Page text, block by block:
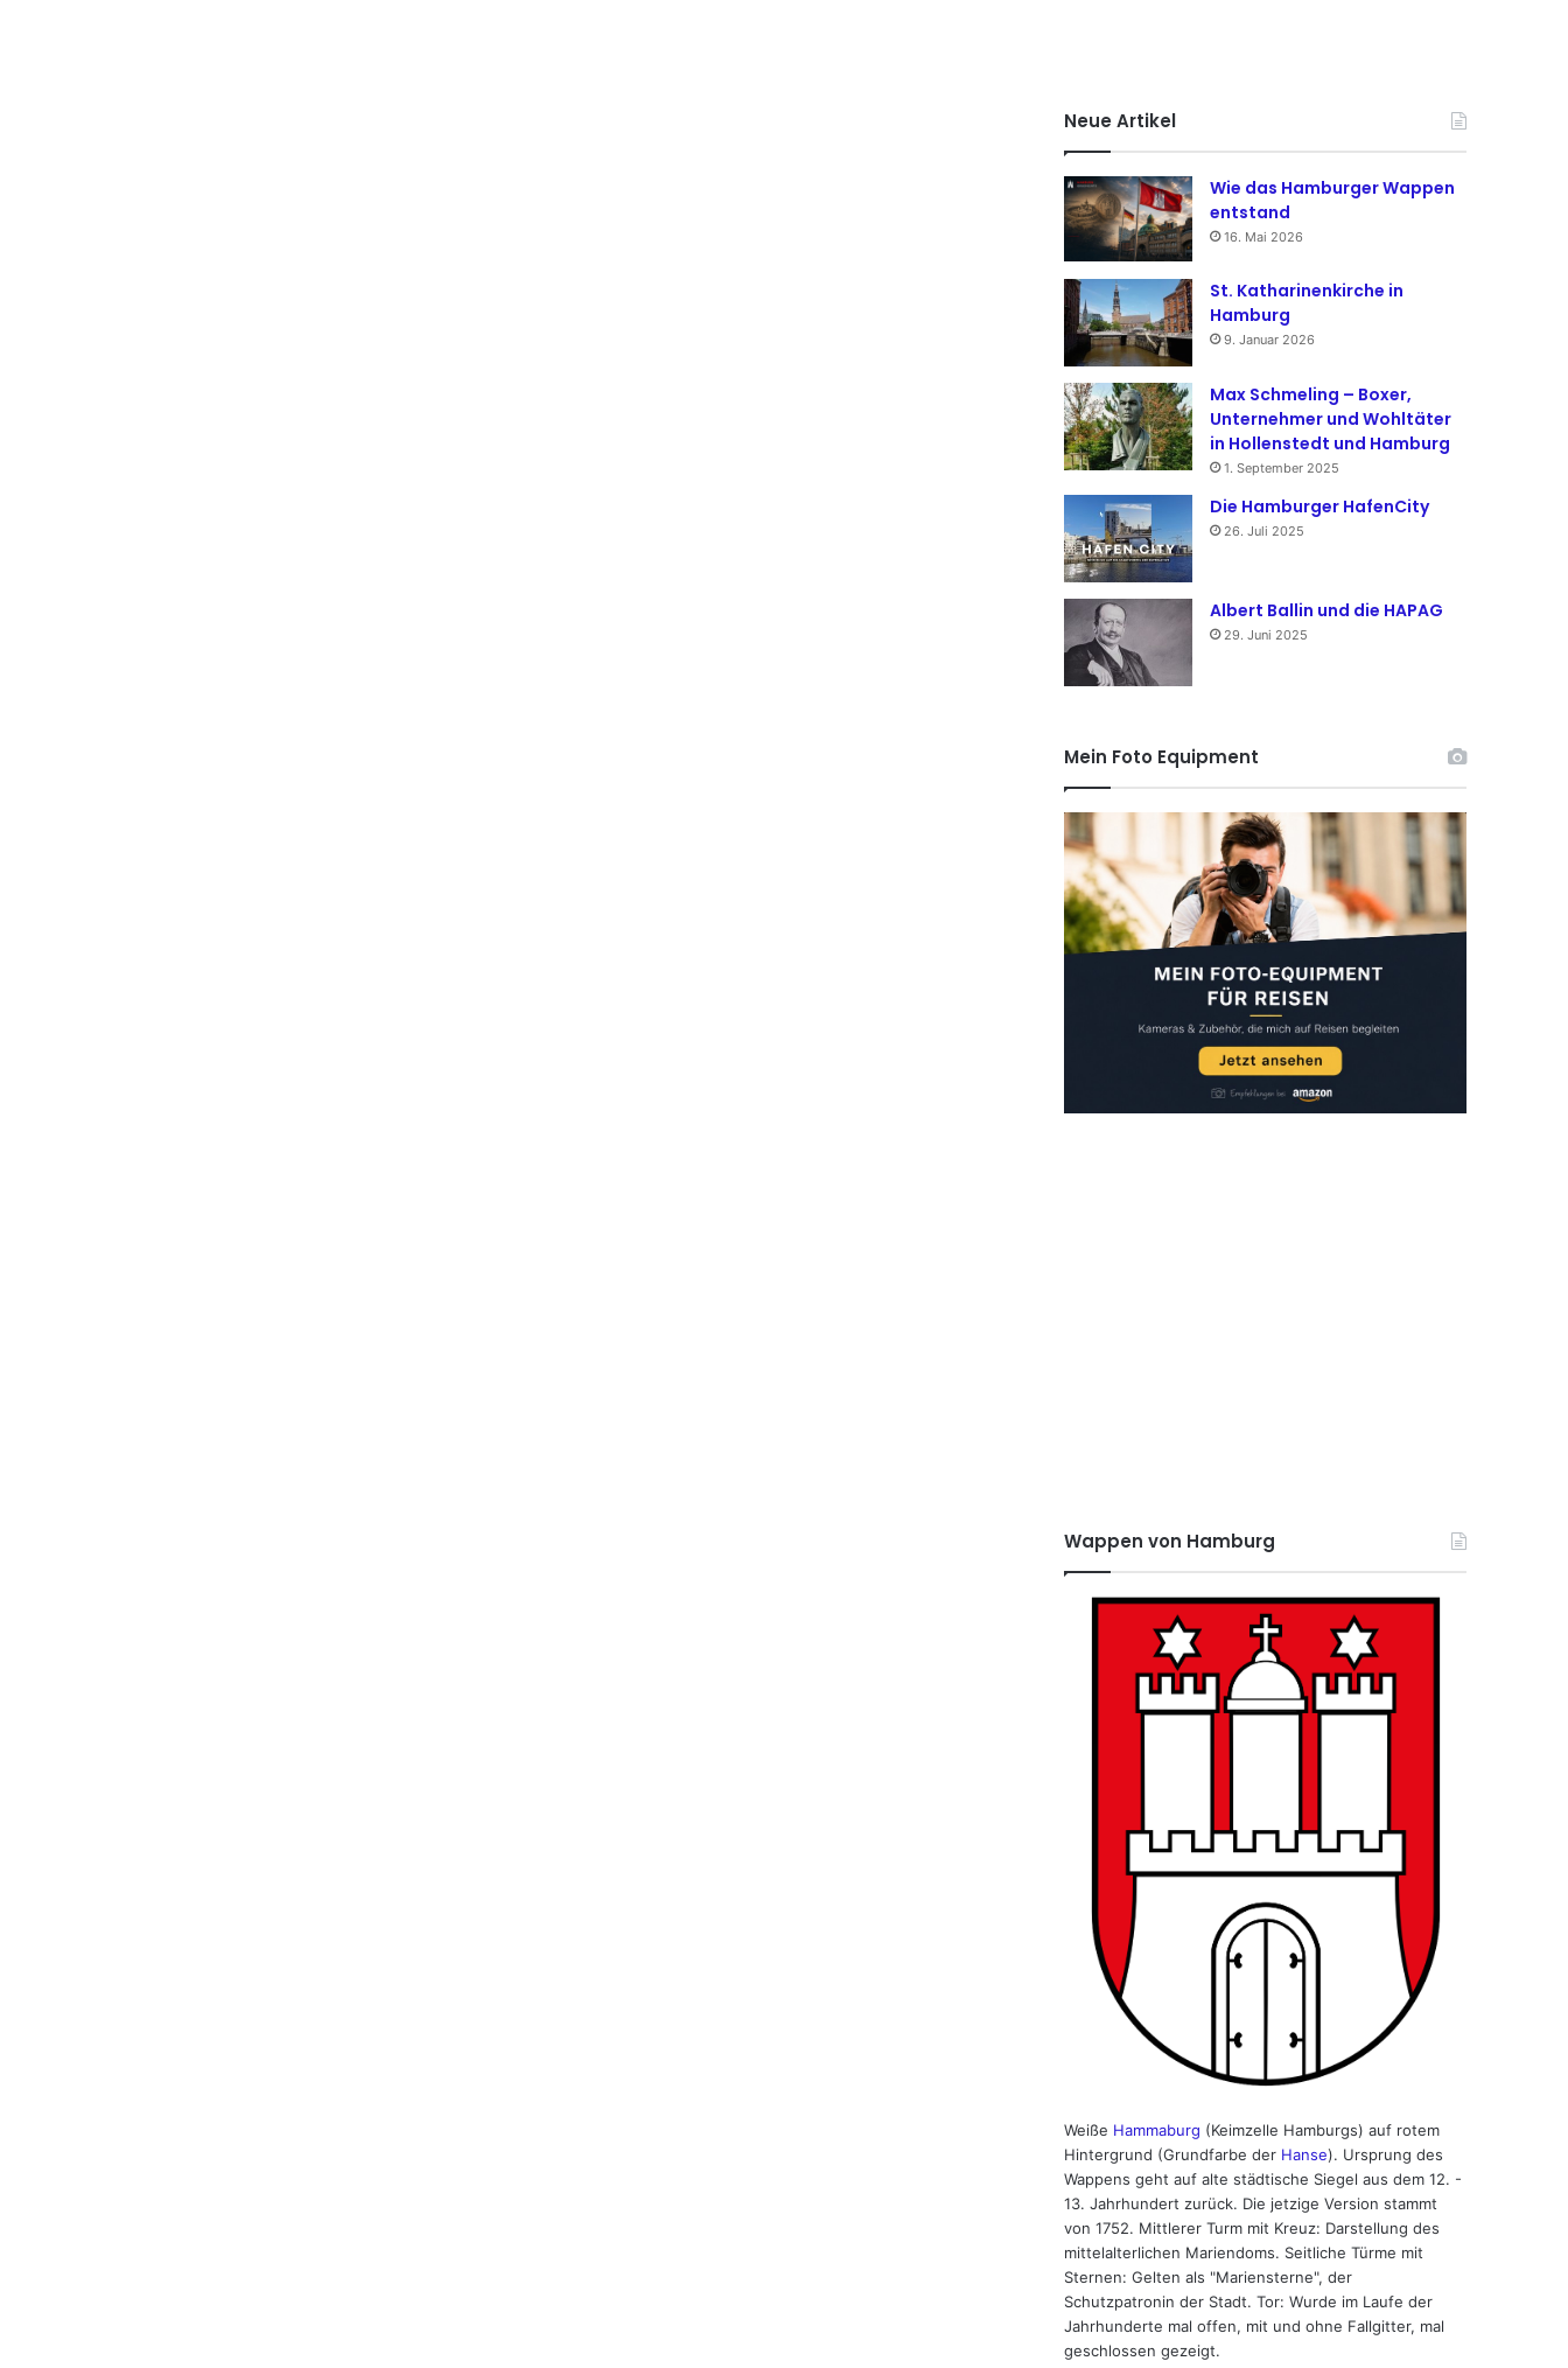
Neue Artikel
Wie das Hamburger Wappen
entstand
16. Mai 2026
St. Katharinenkirche in
Hamburg
9. Januar 2026
Max Schmeling – Boxer,
Unternehmer und Wohltäter
in Hollenstedt und Hamburg
1. September 2025
Die Hamburger HafenCity
26. Juli 2025
Albert Ballin und die HAPAG
29. Juni 2025
Mein Foto Equipment
Wappen von Hamburg
Weiße Hammaburg (Keimzelle Hamburgs) auf rotem
Hintergrund (Grundfarbe der Hanse). Ursprung des
Wappens geht auf alte städtische Siegel aus dem 12. -
13. Jahrhundert zurück. Die jetzige Version stammt
von 1752. Mittlerer Turm mit Kreuz: Darstellung des
mittelalterlichen Mariendoms. Seitliche Türme mit
Sternen: Gelten als "Mariensterne", der
Schutzpatronin der Stadt. Tor: Wurde im Laufe der
Jahrhunderte mal offen, mit und ohne Fallgitter, mal
geschlossen gezeigt.